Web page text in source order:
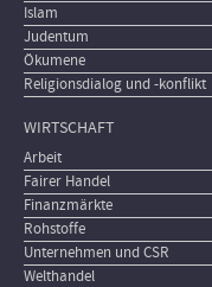
Islam
Judentum
Ökumene
Religionsdialog und -konflikt
WIRTSCHAFT
Arbeit
Fairer Handel
Finanzmärkte
Rohstoffe
Unternehmen und CSR
Welthandel